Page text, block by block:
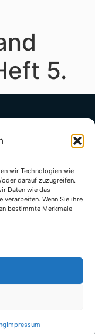
wir Technologien wie
darauf zuzugreifen.
Daten wie das
verarbeiten. Wenn Sie ihre
bestimmte Merkmale
Impressum
5.